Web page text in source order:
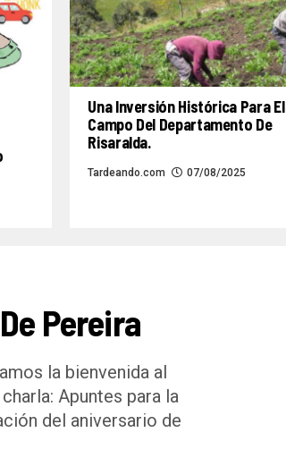
Una Inversión Histórica Para El
Campo Del Departamento De
Risaralda.
Tardeando.com 07/08/2025
Pereira
la bienvenida al
Apuntes para la
del aniversario de